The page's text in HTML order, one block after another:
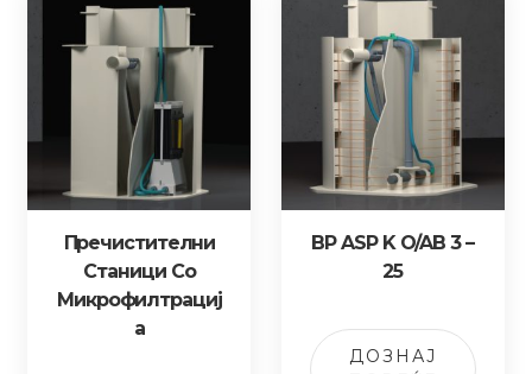
Пречистителни
Станици Со
Микрофилтрациј
А
BP ASP K O/AB 3 –
25
ДОЗНАЈ